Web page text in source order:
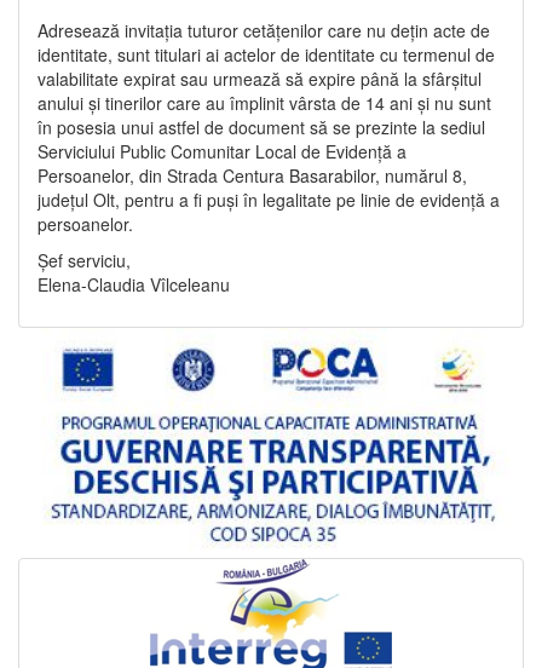
Adresează invitația tuturor cetățenilor care nu dețin acte de
identitate, sunt titulari ai actelor de identitate cu termenul de
valabilitate expirat sau urmează să expire până la sfârșitul
anului și tinerilor care au împlinit vârsta de 14 ani și nu sunt
în posesia unui astfel de document să se prezinte la sediul
Serviciului Public Comunitar Local de Evidență a
Persoanelor, din Strada Centura Basarabilor, numărul 8,
județul Olt, pentru a fi puși în legalitate pe linie de evidență a
persoanelor.
Șef serviciu,
Elena-Claudia Vîlceleanu